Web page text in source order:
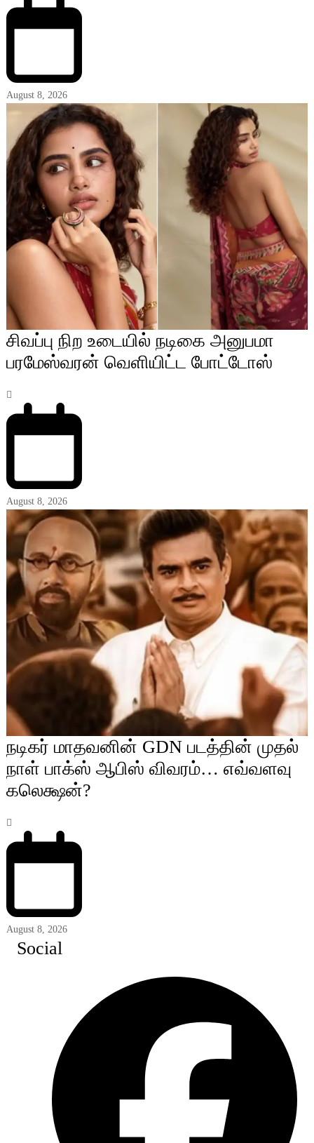
August 8, 2026
சிவப்பு நிற உடையில் நடிகை அனுபமா
பரமேஸ்வரன் வெளியிட்ட போட்டோஸ்
August 8, 2026
நடிகர் மாதவனின் GDN படத்தின் முதல்
நாள் பாக்ஸ் ஆபிஸ் விவரம்… எவ்வளவு
கலெக்ஷன்?
August 8, 2026
Social